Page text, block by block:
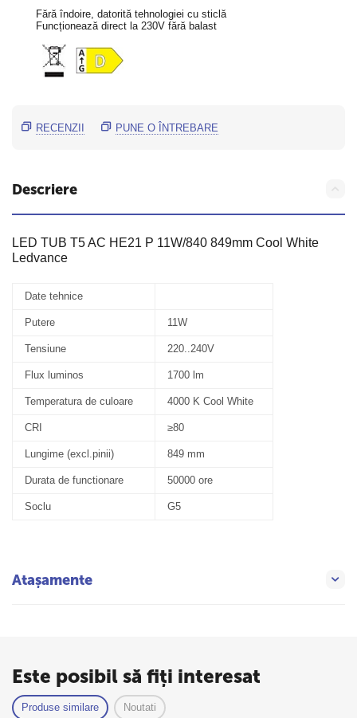
Fără îndoire, datorită tehnologiei cu sticlă
Funcționează direct la 230V fără balast
RECENZII PUNE O ÎNTREBARE
Descriere
LED TUB T5 AC HE21 P 11W/840 849mm Cool White
Ledvance
Date tehnice
Putere 11W
Tensiune 220..240V
Flux luminos 1700 lm
Temperatura de culoare 4000 K Cool White
CRI ≥80
Lungime (excl.pinii) 849 mm
Durata de functionare 50000 ore
Soclu G5
Atașamente
Este posibil să fiți interesat
Produse similare Noutati